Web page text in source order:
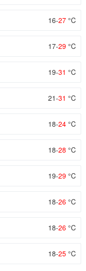
16-27 °C
17-29 °C
19-31 °C
21-31 °C
18-24 °C
18-28 °C
19-29 °C
18-26 °C
18-26 °C
18-25 °C